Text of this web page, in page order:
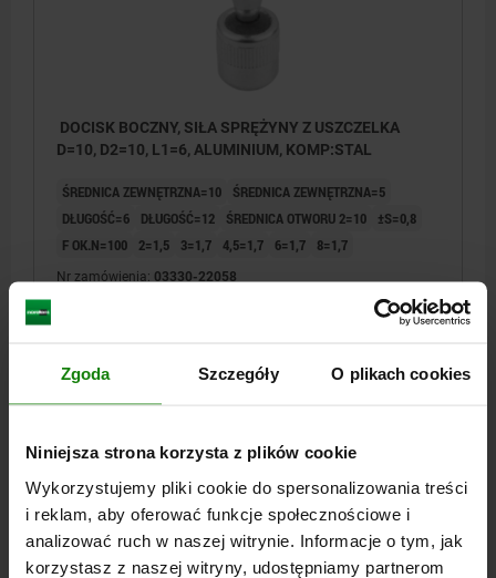
Zgoda Szczegóły O plikach cookies
Niniejsza strona korzysta z plików cookie
Wykorzystujemy pliki cookie do spersonalizowania treści
i reklam, aby oferować funkcje społecznościowe i
analizować ruch w naszej witrynie. Informacje o tym, jak
korzystasz z naszej witryny, udostępniamy partnerom
DOCISK BOCZNY, SIŁA SPRĘŻYNY Z USZCZELKA
D=10, D2=10, L1=6, ALUMINIUM, KOMP:STAL
ŚREDNICA ZEWNĘTRZNA=10
ŚREDNICA ZEWNĘTRZNA=5
DŁUGOŚĆ=6
DŁUGOŚĆ=12 ŚREDNICA OTWORU 2=10
±S=0,8
F OK.N=100
2=1,5 3=1,7 4,5=1,7 6=1,7 8=1,7
Nr zamówienia: 03330-22058